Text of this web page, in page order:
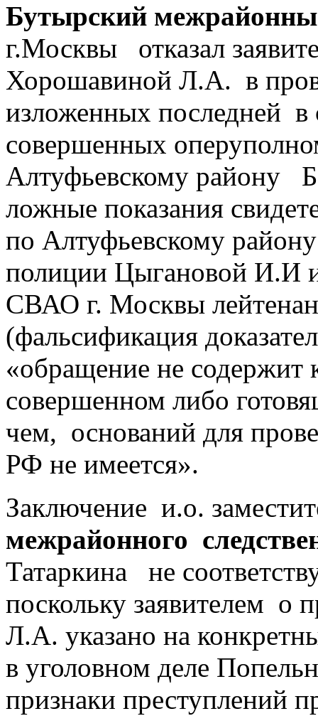
Бутырский
г.Москвы отказал
Хорошавиной Л.А. в
изложенных последней в
совершенных
Алтуфьевскому району
ложные показания
по Алтуфьевскому
полиции Цыгановой И.И
СВАО г. Москвы
(фальсификация
«обращение не содержит
совершенном либо
чем, оснований для
РФ не имеется».
Заключение и.о.
межрайонного
Татаркина не
поскольку заявителем о
Л.А. указано на
в уголовном деле
признаки преступлений